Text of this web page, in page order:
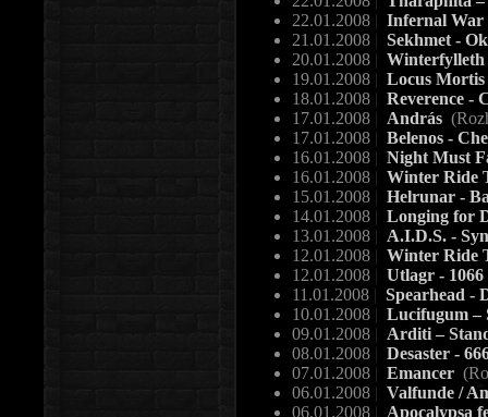
22.01.2008 | Infernal War
21.01.2008 | Sekhmet -
20.01.2008 |
19.01.2008 | Locus
18.01.2008 | Reverence -
17.01.2008 | András
17.01.2008 | Belenos -
16.01.2008 | Night Must
16.01.2008 | Winter Ride
15.01.2008 | Helrunar -
14.01.2008 | Longing for
13.01.2008 | A.I.D.S. -
12.01.2008 | Winter Ride
12.01.2008 | Utlagr -
11.01.2008 | Spearhead -
10.01.2008 | Lucifugum –
09.01.2008 | Arditi –
08.01.2008 | Desaster -
07.01.2008 | Emancer
06.01.2008 | Valfunde /
06.01.2008 | Apocalypsa